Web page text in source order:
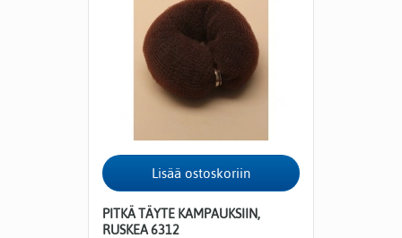
PITKÄ TÄYTE KAMPAUKSIIN,
RUSKEA 6312